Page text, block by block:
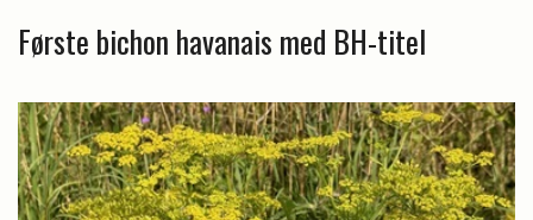
Første bichon havanais med BH-titel